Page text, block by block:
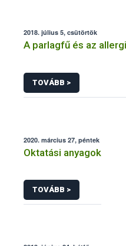
2018. július 5, csütörtök
A parlagfű és az
TOVÁBB >
2020. március 27, péntek
Oktatási anyagok
TOVÁBB >